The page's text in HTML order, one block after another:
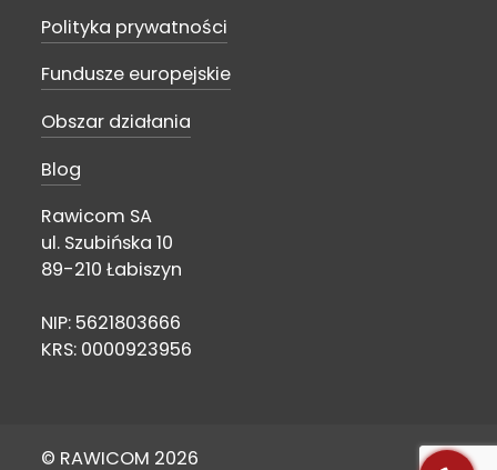
Polityka prywatności
Fundusze europejskie
Obszar działania
Blog
Rawicom SA
ul. Szubińska 10
89-210 Łabiszyn
NIP: 5621803666
KRS: 0000923956
© RAWICOM 2026